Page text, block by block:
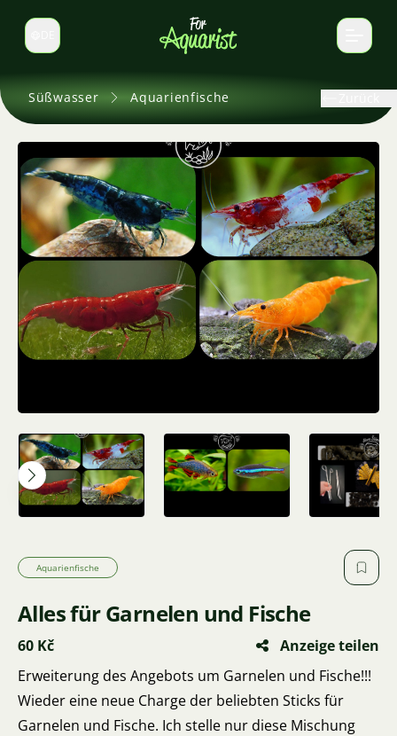
Sprache wechseln
Süßwasser Aquarienfische
Aquarienfische
Alles für Garnelen und Fische
60 Kč
Anzeige teilen
Erweiterung des Angebots um Garnelen und Fische!!!
Wieder eine neue Charge der beliebten Sticks für
Garnelen und Fische. Ich stelle nur diese Mischung